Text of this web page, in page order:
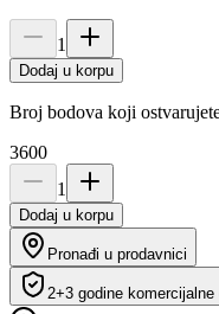
1
Dodaj u korpu
Broj bodova koji
3600
1
Dodaj u korpu
Pronađi u prodavnici
2+3 godine